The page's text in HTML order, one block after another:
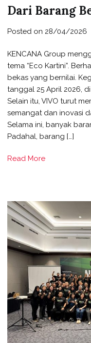
Dari Barang
Posted on 28/04/2026
KENCANA Group
tema “Eco Kartini”.
bekas yang bernilai.
tanggal 25 April 2026,
Selain itu, VIVO turut
semangat dan inovasi
Selama ini, banyak
Padahal, barang […]
Read More